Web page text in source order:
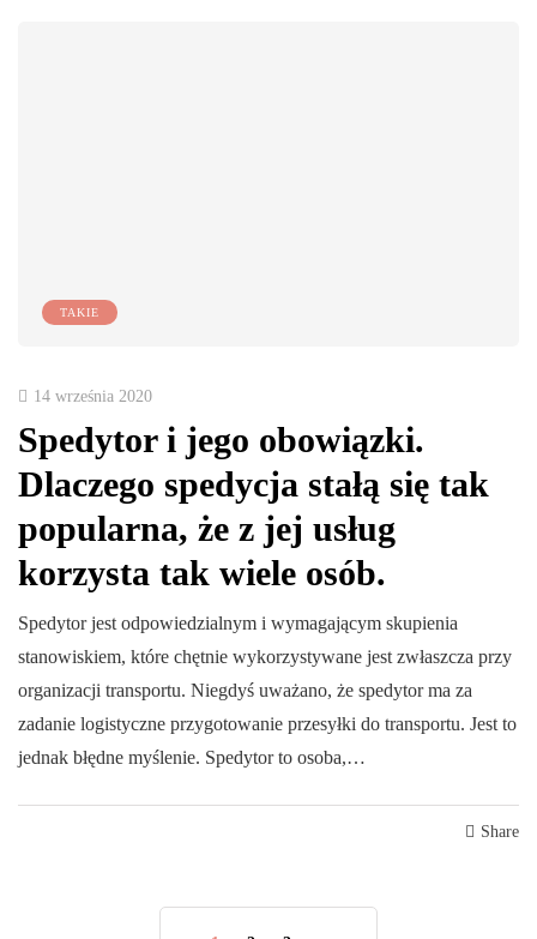
TAKIE
14 września 2020
Spedytor i jego obowiązki.
Dlaczego spedycja stałą się tak
popularna, że z jej usług
korzysta tak wiele osób.
Spedytor jest odpowiedzialnym i wymagającym skupienia
stanowiskiem, które chętnie wykorzystywane jest zwłaszcza przy
organizacji transportu. Niegdyś uważano, że spedytor ma za
zadanie logistyczne przygotowanie przesyłki do transportu. Jest to
jednak błędne myślenie. Spedytor to osoba,…
Share